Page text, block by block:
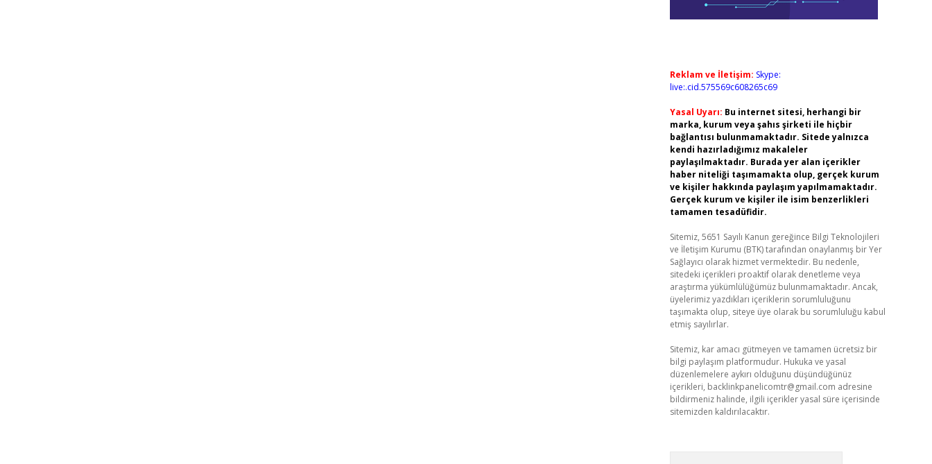
Reklam ve İletişim: Skype:
live:.cid.575569c608265c69
Yasal Uyarı: Bu internet sitesi, herhangi bir
marka, kurum veya şahıs şirketi ile hiçbir
bağlantısı bulunmamaktadır. Sitede yalnızca
kendi hazırladığımız makaleler
paylaşılmaktadır. Burada yer alan içerikler
haber niteliği taşımamakta olup, gerçek kurum
ve kişiler hakkında paylaşım yapılmamaktadır.
Gerçek kurum ve kişiler ile isim benzerlikleri
tamamen tesadüfidir.
Sitemiz, 5651 Sayılı Kanun gereğince Bilgi Teknolojileri
ve İletişim Kurumu (BTK) tarafından onaylanmış bir Yer
Sağlayıcı olarak hizmet vermektedir. Bu nedenle,
sitedeki içerikleri proaktif olarak denetleme veya
araştırma yükümlülüğümüz bulunmamaktadır. Ancak,
üyelerimiz yazdıkları içeriklerin sorumluluğunu
taşımakta olup, siteye üye olarak bu sorumluluğu kabul
etmiş sayılırlar.
Sitemiz, kar amacı gütmeyen ve tamamen ücretsiz bir
bilgi paylaşım platformudur. Hukuka ve yasal
düzenlemelere aykırı olduğunu düşündüğünüz
içerikleri, backlinkpanelicomtr@gmail.com adresine
bildirmeniz halinde, ilgili içerikler yasal süre içerisinde
sitemizden kaldırılacaktır.